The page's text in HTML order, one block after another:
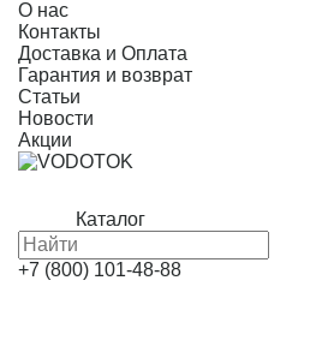
О нас
Контакты
Доставка и Оплата
Гарантия и возврат
Статьи
Новости
Акции
Каталог
+7 (800) 101-48-88